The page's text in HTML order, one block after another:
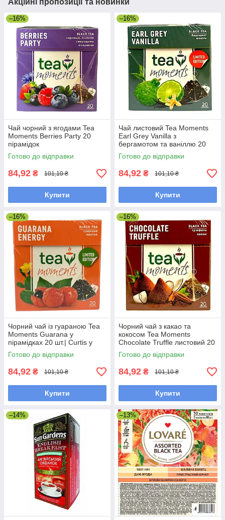
Акційні пропозиції та новинки
–16%
Чай чорний з ягодами Tea
Moments Berries Party 20
пірамідок
Готово до відправки
84,92 ₴ 101,10 ₴
Купити
–16%
Чай листовий Tea Moments
Earl Grey Vanilla з
бергамотом та ваніллю 20
пірамідок
Готово до відправки
84,92 ₴ 101,10 ₴
Купити
–16%
Чорний чай із гуараною Tea
Moments Guarana у
пірамідках 20 шт.| Curtis у
новому дизайні
Готово до відправки
84,92 ₴ 101,10 ₴
Купити
–16%
Чорний чай з какао та
кокосом Tea Moments
Chocolate Truffle листовий 20
пірамідок
Готово до відправки
84,92 ₴ 101,10 ₴
Купити
–14% –13%